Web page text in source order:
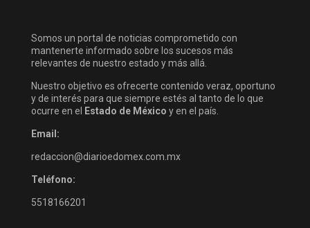
Somos un portal de noticias comprometido con
mantenerte informado sobre los sucesos más
relevantes de nuestro estado y más allá.
Nuestro objetivo es ofrecerte contenido veraz, oportuno
y de interés para que siempre estés al tanto de lo que
ocurre en el
Estado de México y en el país.
Email:
redaccion@diarioedomex.com.mx
Teléfono:
5518166201